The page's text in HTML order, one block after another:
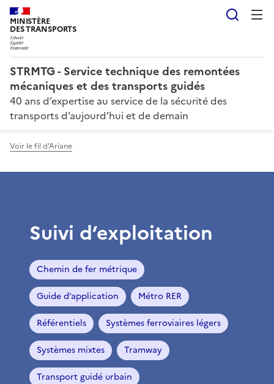
MINISTÈRE
DES TRANSPORTS
STRMTG - Service technique des remontées
mécaniques et des transports guidés
40 ans d’expertise au service de la sécurité des
transports d’aujourd’hui et de demain
Voir le fil d'Ariane
Suivi d’exploitation
Chemin de fer métrique
Guide d’application Métro RER
Référentiels Systèmes ferroviaires légers
Systèmes mixtes Tramway
Transport guidé urbain